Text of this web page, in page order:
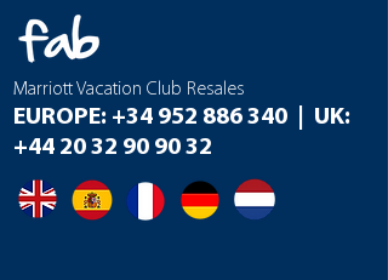
Marriott Vacation Club Resales
EUROPE: +34 952 886 340 | UK:
+44 20 32 90 90 32